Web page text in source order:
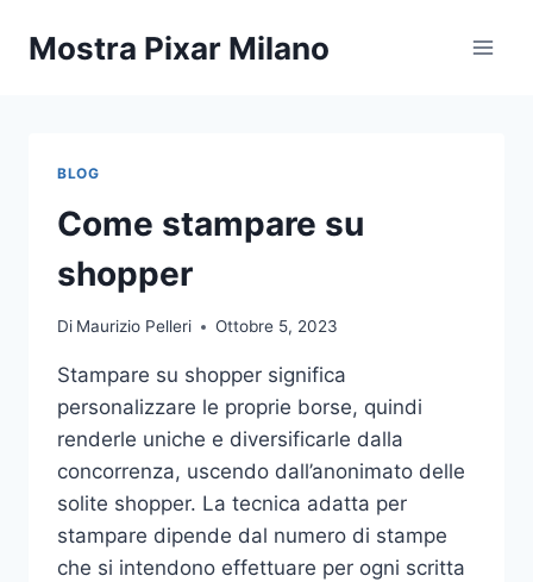
Mostra Pixar Milano
BLOG
Come stampare su
shopper
Di Maurizio Pelleri Ottobre 5, 2023
Stampare su shopper significa
personalizzare le proprie borse, quindi
renderle uniche e diversificarle dalla
concorrenza, uscendo dall’anonimato delle
solite shopper. La tecnica adatta per
stampare dipende dal numero di stampe
che si intendono effettuare per ogni scritta